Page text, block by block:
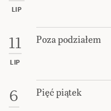
LIP
11
LIP
Poza podziałem
6 Pięć piątek